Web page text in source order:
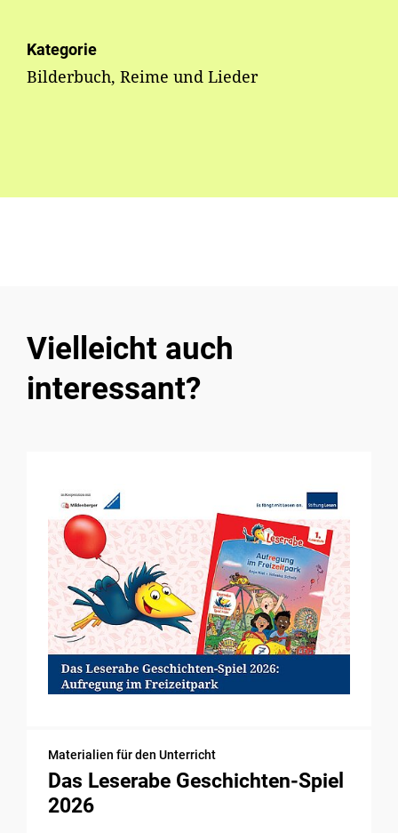
Kategorie
Bilderbuch, Reime und Lieder
Vielleicht auch
interessant?
Materialien für den Unterricht
Das Leserabe Geschichten-Spiel
2026